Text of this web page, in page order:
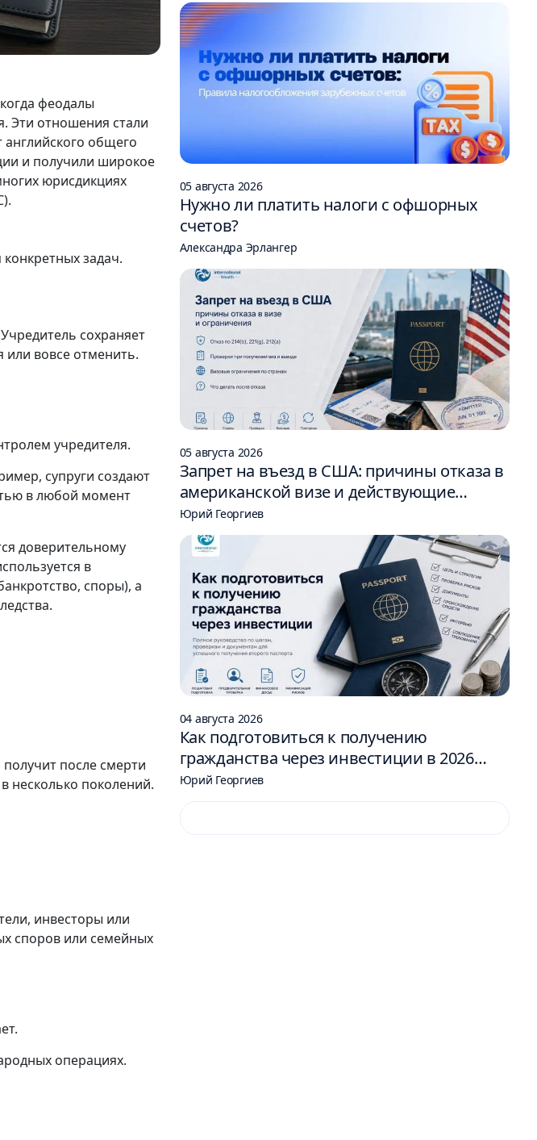
феодалы
Эти отношения стали
английского общего
и получили широкое
юрисдикциях
задач.
сохраняет
вовсе отменить.
учредителя.
супруги создают
в любой момент
доверительному
в
споры), а
после смерти
несколько поколений.
инвесторы или
споров или семейных
операциях.
05 августа 2026
Нужно ли платить налоги с офшорных
счетов?
Александра Эрлангер
05 августа 2026
Запрет на въезд в США: причины отказа в
американской визе и действующие
ограничения
Юрий Георгиев
04 августа 2026
Как подготовиться к получению
гражданства через инвестиции в 2026
году: 6 шагов
Юрий Георгиев